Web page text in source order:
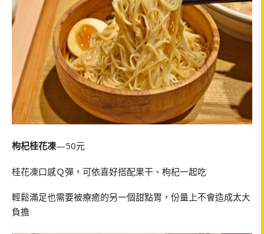
枸杞桂花凍—50元
桂花凍口感Ｑ彈，可依喜好搭配果干、枸杞一起吃
輕鬆滿足也需要被療癒的另一個甜點胃，份量上不會造成太大
負擔